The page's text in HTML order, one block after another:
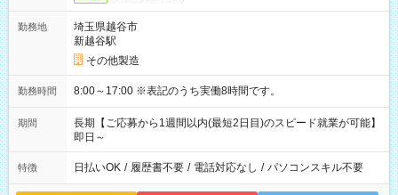
勤務地
埼玉県越谷市
新越谷駅
その他製造
勤務時間 8:00～17:00 ※表記のうち実働8時間です。
期間
長期【ご応募から1週間以内(最短2日目)のスピード就業が可能】
即日～
特徴 日払いOK / 履歴書不要 / 電話対応なし / パソコンスキル不要